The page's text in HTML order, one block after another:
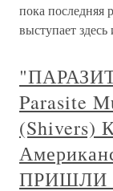
пока последняя
выступает
Parasite
(Shivers)
ПРИШЛИ